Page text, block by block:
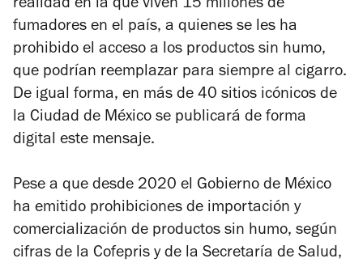
realidad en la que viven 15 millones de
fumadores en el país, a quienes se les ha
prohibido el acceso a los productos sin humo,
que podrían reemplazar para siempre al cigarro.
De igual forma, en más de 40 sitios icónicos de
la Ciudad de México se publicará de forma
digital este mensaje.
Pese a que desde 2020 el Gobierno de México
ha emitido prohibiciones de importación y
comercialización de productos sin humo, según
cifras de la Cofepris y de la Secretaría de Salud,